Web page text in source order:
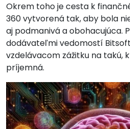
Okrem toho je cesta k
360 vytvorená tak, aby bola
aj podmanivá a obohacujúca.
dodávateľmi vedomostí
vzdelávacom zážitku na takú,
príjemná.